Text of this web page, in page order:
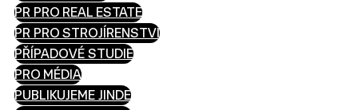
PR PRO REAL ESTATE
PR PRO STROJÍRENSTVÍ
PŘÍPADOVÉ STUDIE
PRO MÉDIA
PUBLIKUJEME JINDE